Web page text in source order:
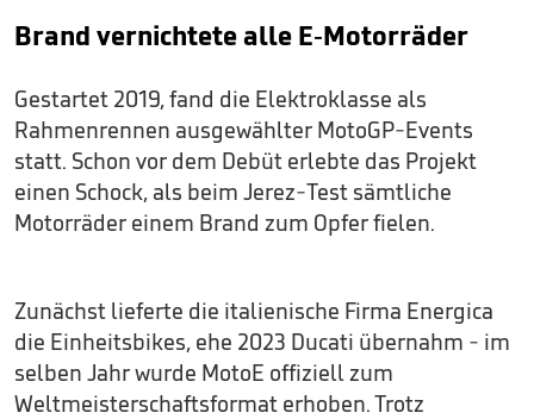
Brand vernichtete alle E-Motorräder
Gestartet 2019, fand die Elektroklasse als
Rahmenrennen ausgewählter MotoGP-Events
statt. Schon vor dem Debüt erlebte das Projekt
einen Schock, als beim Jerez-Test sämtliche
Motorräder einem Brand zum Opfer fielen.
Zunächst lieferte die italienische Firma Energica
die Einheitsbikes, ehe 2023 Ducati übernahm - im
selben Jahr wurde MotoE offiziell zum
Weltmeisterschaftsformat erhoben. Trotz